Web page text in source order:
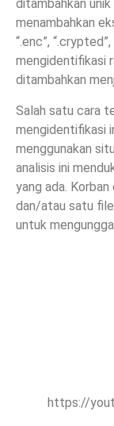
ditambahkan
menambahkan
“.enc”,
mengidentifikasi
ditambahkan
Salah satu cara
mengidentifikasi
menggunakan
analisis ini
yang ada.
dan/atau satu
untuk
https://